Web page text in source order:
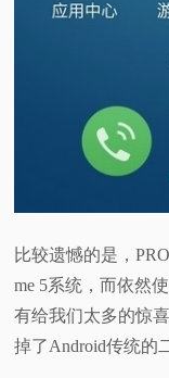
比较遗憾的是，
me 5系统，而依然
有给我们太多的惊喜
掉了Android传统的